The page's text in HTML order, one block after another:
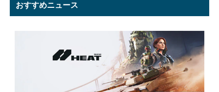
おすすめニュース